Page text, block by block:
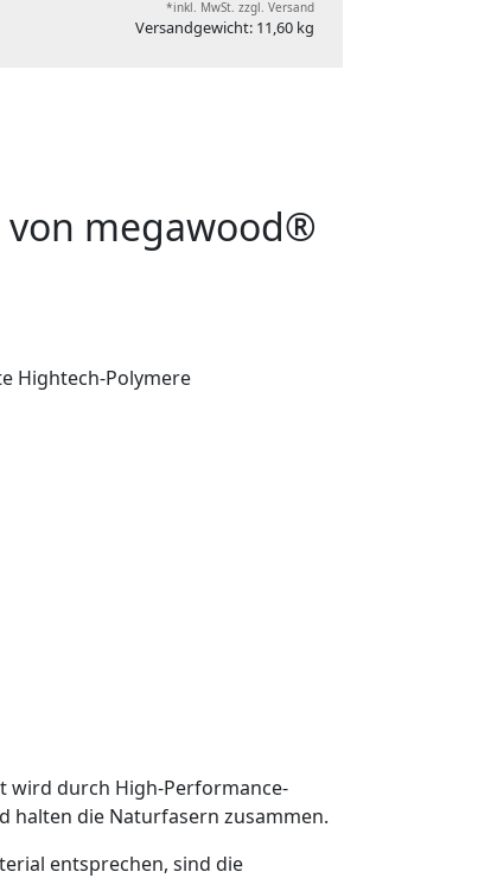
*inkl. MwSt. zzgl. Versand
Versandgewicht: 11,60 kg
von megawood®
Hightech-Polymere
wird durch High-Performance-
halten die Naturfasern zusammen.
entsprechen, sind die